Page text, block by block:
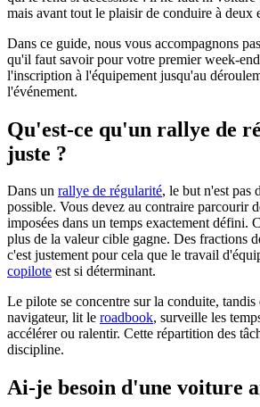
mais avant tout le plaisir de conduire à deux
Dans ce guide, nous vous accompagnons
qu'il faut savoir pour votre premier week-
l'inscription à l'équipement jusqu'au
l'événement.
Qu'est-ce qu'un rallye de
juste ?
Dans un rallye de régularité, le but n'est pas
possible. Vous devez au contraire parcourir
imposées dans un temps exactement défini.
plus de la valeur cible gagne. Des fractions
c'est justement pour cela que le travail
copilote est si déterminant.
Le pilote se concentre sur la conduite, tandis
navigateur, lit le roadbook, surveille les
accélérer ou ralentir. Cette répartition des
discipline.
Ai-je besoin d'une voiture